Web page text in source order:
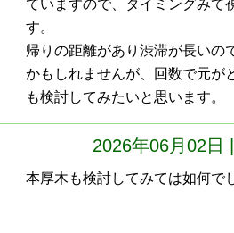
ていますので、タイミングみて
す。
帰りの距離があり渋滞が長いの
かもしれませんが、回数で元が
も検討してみたいと思います。
2026年06月02日
本厚木も検討してみては如何で